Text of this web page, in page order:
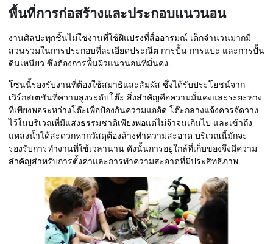
พื้นที่การก่อสร้างและประกอบแนวนอน
งานศิลปะทุกชิ้นไม่ใช่งานที่ใช้ฝีแปรงที่สื่ออารมณ์ เด็กจำนวนมากมี
ส่วนร่วมในการประกอบที่ละเอียดประณีต การปั้น การแปะ และการปั้น
ดินเหนียว ซึ่งต้องการพื้นผิวแนวนอนที่มั่นคง.
โซนนี้รองรับงานที่ต้องใช้สมาธิและสัมผัส ซึ่งได้รับประโยชน์จาก
เวิร์กสเตชันที่ความสูงระดับโต๊ะ สิ่งสำคัญคือความมั่นคงและระยะห่าง
ที่เพียงพอระหว่างโต๊ะเพื่อป้องกันความแออัด โต๊ะกลางแจ้งควรจัดวาง
ไว้ในบริเวณที่มีแสงธรรมชาติเพียงพอแต่ไม่จ้าจนเกินไป และเข้าถึง
แหล่งน้ำได้สะดวกหากวัสดุต้องล้างทำความสะอาด บริเวณนี้มักจะ
รองรับการทำงานที่ใช้เวลานาน ดังนั้นการอยู่ใกล้ที่เก็บของจึงมีความ
สำคัญสำหรับการตั้งค่าและการทำความสะอาดที่มีประสิทธิภาพ.